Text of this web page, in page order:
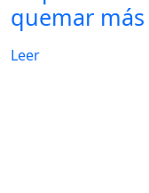
quemar
Leer